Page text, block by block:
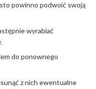
powinno podwoić swoją
wyrabiać
do ponownego
z nich ewentualne